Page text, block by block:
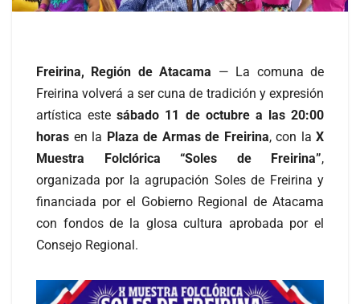
Freirina, Región de Atacama — La comuna de
Freirina volverá a ser cuna de tradición y expresión
artística estesábado 11 de octubre a las 20:00
horas en la Plaza de Armas de Freirina, con la X
Muestra Folclórica “Soles de Freirina”,
organizada por la agrupación Soles de Freirina y
financiada por el Gobierno Regional de Atacama
con fondos de la glosa cultura aprobada por el
Consejo Regional.